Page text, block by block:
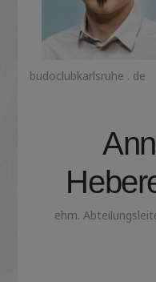
budoclubkarlsruhe . de
ehm.